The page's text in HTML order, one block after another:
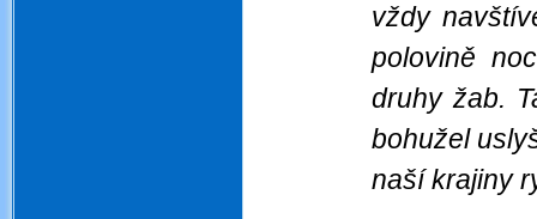
vždy
polovině
druhy žab.
bohužel
naší krajiny